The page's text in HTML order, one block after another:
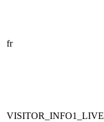
fr
VISITOR_INFO1_LIVE